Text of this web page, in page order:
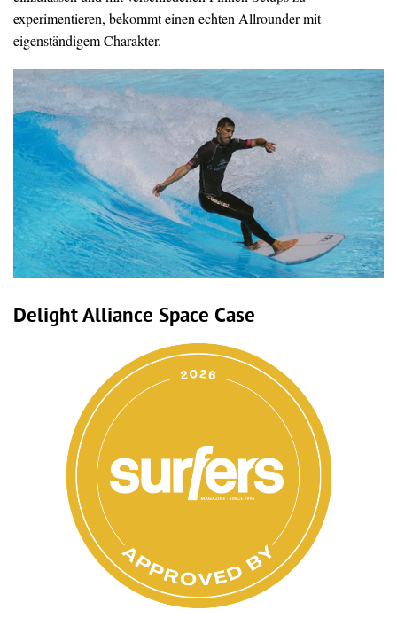
experimentieren, bekommt einen echten Allrounder mit
eigenständigem Charakter.
Delight Alliance Space Case